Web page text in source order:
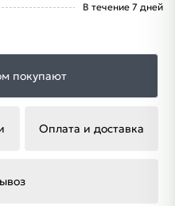
В течение 7 дней
покупают
Оплата и доставка